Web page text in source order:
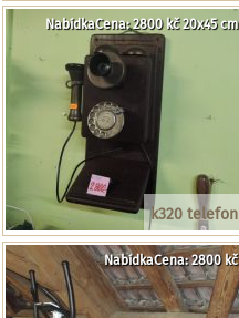
k320 telefon
NabídkaCena: 2800 kč 20x45 cm
NabídkaCena: 2800 kč